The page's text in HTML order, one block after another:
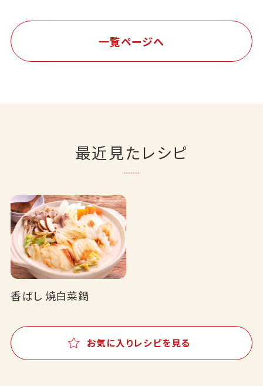
一覧ページへ
最近見たレシピ
香ばし 焼白菜鍋
お気に入りレシピを見る